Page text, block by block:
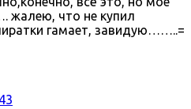
жалею, что не купил
гамает, завидую……..=